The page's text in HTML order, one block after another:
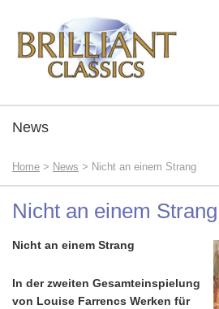
News
Home > News > Nicht an einem Strang
Nicht an einem Strang
Nicht an einem Strang
In der zweiten Gesamteinspielung
von Louise Farrencs Werken für